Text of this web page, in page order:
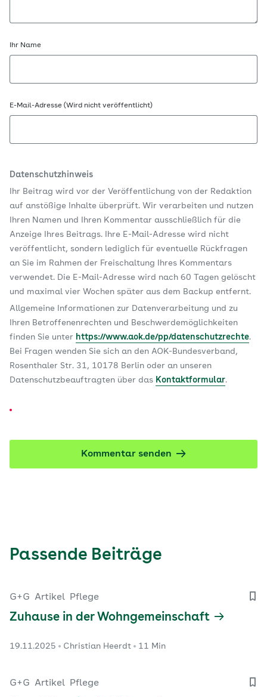
Ihr Name
E-Mail-Adresse (Wird nicht veröffentlicht)
Datenschutzhinweis
Ihr Beitrag wird vor der Veröffentlichung von der Redaktion
auf anstößige Inhalte überprüft. Wir verarbeiten und nutzen
Ihren Namen und Ihren Kommentar ausschließlich für die
Anzeige Ihres Beitrags. Ihre E-Mail-Adresse wird nicht
veröffentlicht, sondern lediglich für eventuelle Rückfragen
an Sie im Rahmen der Freischaltung Ihres Kommentars
verwendet. Die E-Mail-Adresse wird nach 60 Tagen gelöscht
und maximal vier Wochen später aus dem Backup entfernt.
Allgemeine Informationen zur Datenverarbeitung und zu
Ihren Betroffenenrechten und Beschwerdemöglichkeiten
finden Sie unter https://www.aok.de/pp/datenschutzrechte.
Bei Fragen wenden Sie sich an den AOK-Bundesverband,
Rosenthaler Str. 31, 10178 Berlin oder an unseren
Datenschutzbeauftragten über das Kontaktformular.
Kommentar senden
Passende Beiträge
G+G Artikel Pflege
Zuhause in der Wohngemeinschaft
19.11.2025 Christian Heerdt 11 Min
G+G Artikel Pflege